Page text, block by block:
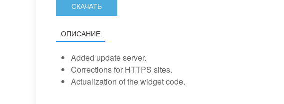
СКАЧАТЬ
ОПИСАНИЕ
Added update server.
Corrections for HTTPS sites.
Actualization of the widget code.